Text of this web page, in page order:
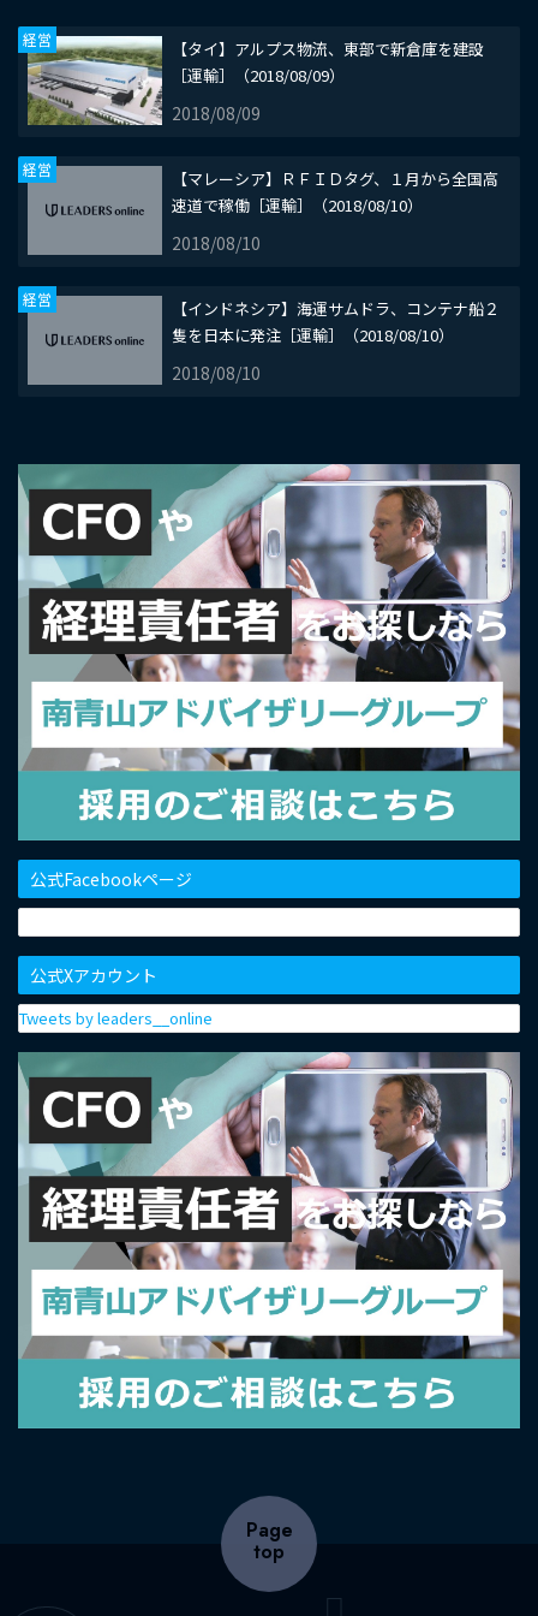
【タイ】アルプス物流、東部で新倉庫を建設
［運輸］（2018/08/09）
2018/08/09
経営
【マレーシア】ＲＦＩＤタグ、１月から全国高
速道で稼働［運輸］（2018/08/10）
2018/08/10
経営
【インドネシア】海運サムドラ、コンテナ船２
隻を日本に発注［運輸］（2018/08/10）
2018/08/10
経営
公式Facebookページ
公式Xアカウント
Tweets by leaders__online
Page
top